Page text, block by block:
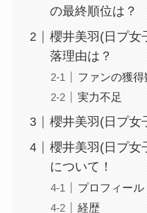
の最終順位は？
櫻井美羽(日プ女
落理由は？
ファンの獲得
実力不足
櫻井美羽(日プ女
櫻井美羽(日プ女
について！
プロフィール
経歴